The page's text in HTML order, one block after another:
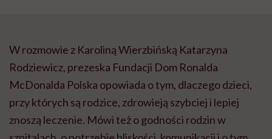
W rozmowie z Karoliną Wierzbińską Katarzyna
Rodziewicz, prezeska Fundacji Dom Ronalda
McDonalda Polska opowiada o tym, dlaczego dzieci,
przy których są rodzice, zdrowieją szybciej i lepiej
znoszą leczenie. Mówi też o godności rodzin w